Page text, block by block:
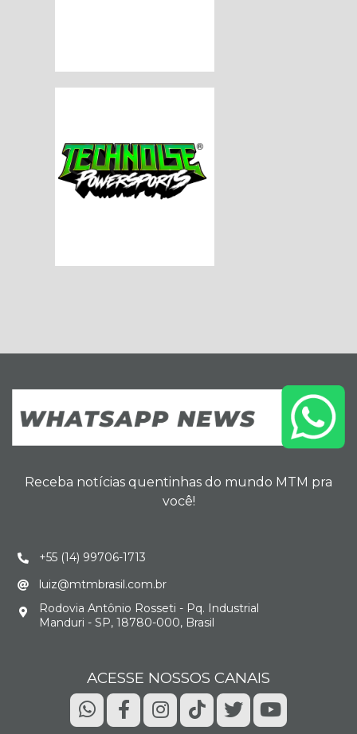
Receba notícias quentinhas do mundo MTM pra
você!
+55 (14) 99706-1713
luiz@mtmbrasil.com.br
Rodovia Antônio Rosseti - Pq. Industrial
Manduri - SP, 18780-000, Brasil
ACESSE NOSSOS CANAIS